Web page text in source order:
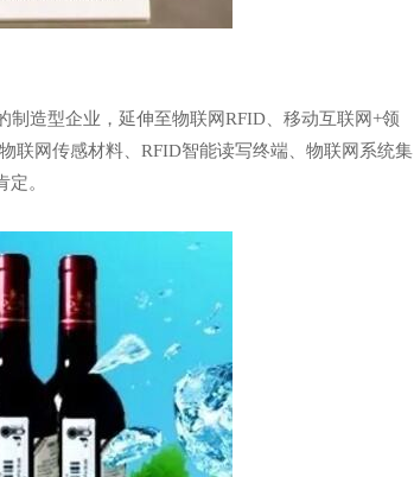
造型企业，延伸至物联网RFID、移动互联网+领
联网传感材料、RFID智能读写终端、物联网系统集
。